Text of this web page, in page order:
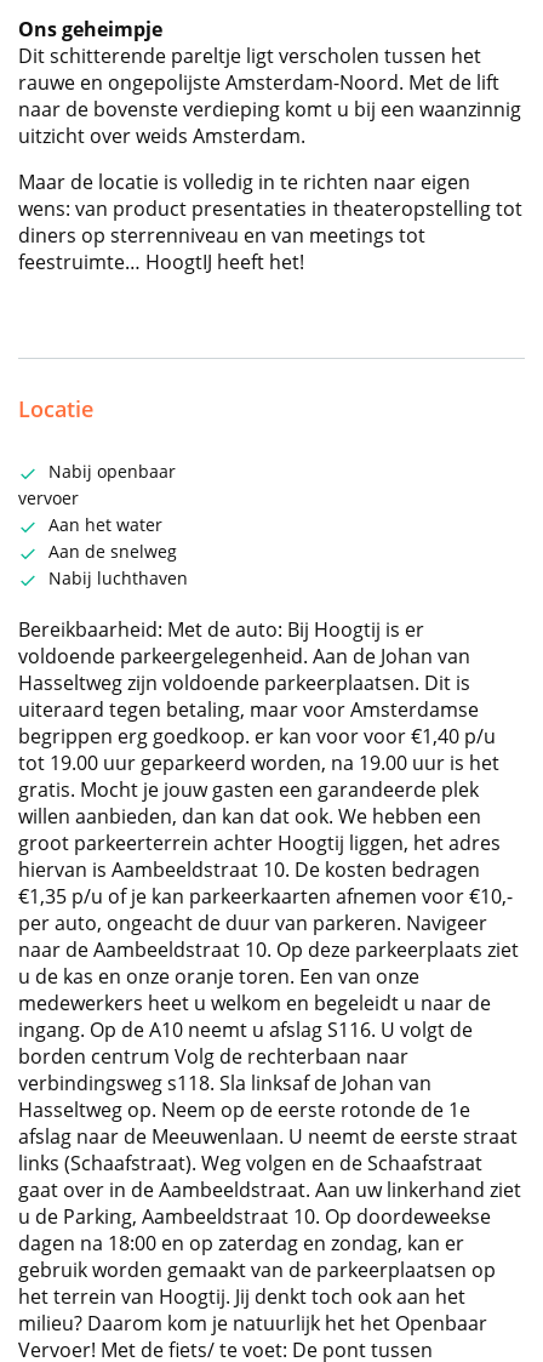
Ons geheimpje
Dit schitterende pareltje ligt verscholen tussen het
rauwe en ongepolijste Amsterdam-Noord. Met de lift
naar de bovenste verdieping komt u bij een waanzinnig
uitzicht over weids Amsterdam.
Maar de locatie is volledig in te richten naar eigen
wens: van product presentaties in theateropstelling tot
diners op sterrenniveau en van meetings tot
feestruimte… HoogtIJ heeft het!
Locatie
Nabij openbaar
vervoer
Aan het water
Aan de snelweg
Nabij luchthaven
Bereikbaarheid: Met de auto: Bij Hoogtij is er
voldoende parkeergelegenheid. Aan de Johan van
Hasseltweg zijn voldoende parkeerplaatsen. Dit is
uiteraard tegen betaling, maar voor Amsterdamse
begrippen erg goedkoop. er kan voor voor €1,40 p/u
tot 19.00 uur geparkeerd worden, na 19.00 uur is het
gratis. Mocht je jouw gasten een garandeerde plek
willen aanbieden, dan kan dat ook. We hebben een
groot parkeerterrein achter Hoogtij liggen, het adres
hiervan is Aambeeldstraat 10. De kosten bedragen
€1,35 p/u of je kan parkeerkaarten afnemen voor €10,-
per auto, ongeacht de duur van parkeren. Navigeer
naar de Aambeeldstraat 10. Op deze parkeerplaats ziet
u de kas en onze oranje toren. Een van onze
medewerkers heet u welkom en begeleidt u naar de
ingang. Op de A10 neemt u afslag S116. U volgt de
borden centrum Volg de rechterbaan naar
verbindingsweg s118. Sla linksaf de Johan van
Hasseltweg op. Neem op de eerste rotonde de 1e
afslag naar de Meeuwenlaan. U neemt de eerste straat
links (Schaafstraat). Weg volgen en de Schaafstraat
gaat over in de Aambeeldstraat. Aan uw linkerhand ziet
u de Parking, Aambeeldstraat 10. Op doordeweekse
dagen na 18:00 en op zaterdag en zondag, kan er
gebruik worden gemaakt van de parkeerplaatsen op
het terrein van Hoogtij. Jij denkt toch ook aan het
milieu? Daarom kom je natuurlijk het het Openbaar
Vervoer! Met de fiets/ te voet: De pont tussen